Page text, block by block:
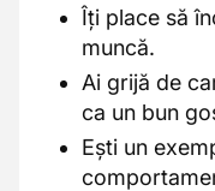
Îți place să
muncă.
Ai grijă de
ca un bun
Ești un